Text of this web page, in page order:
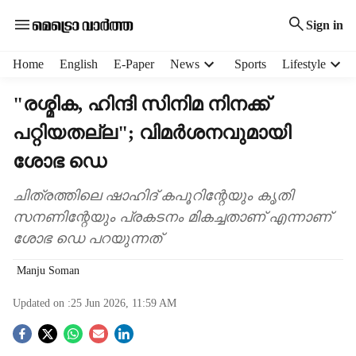
Sign in
Home English E-Paper News Sports Lifestyle
"രശ്മിക, ഹിന്ദി സിനിമ നിനക്ക്
പറ്റിയതല്ല"; വിമര്‍ശനവുമായി
ശോഭ ഡെ
ചിത്രത്തിലെ ഷാഹിദ് കപൂറിന്റേയും കൃതി
സനണിന്റേയും പ്രകടനം മികച്ചതാണ് എന്നാണ്
ശോഭ ഡെ പറയുന്നത്
Manju Soman
Updated on :25 Jun 2026, 11:59 AM
S